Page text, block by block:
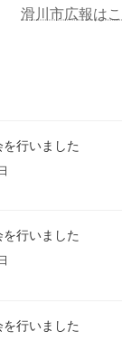
滑川市広報は
行いました
行いました
行いました